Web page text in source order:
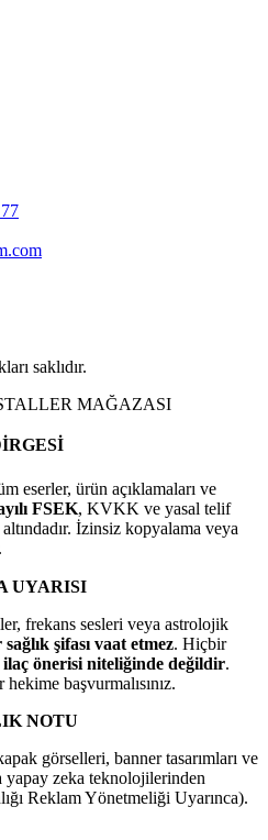
saklıdır.
MAĞAZASI
eserler, ürün açıklamaları ve
FSEK, KVKK ve yasal telif
İzinsiz kopyalama veya
UYARISI
frekans sesleri veya astrolojik
şifası vaat etmez. Hiçbir
ilaç önerisi niteliğinde değildir.
başvurmalısınız.
NOTU
görselleri, banner tasarımları ve
yapay zeka teknolojilerinden
Reklam Yönetmeliği Uyarınca).